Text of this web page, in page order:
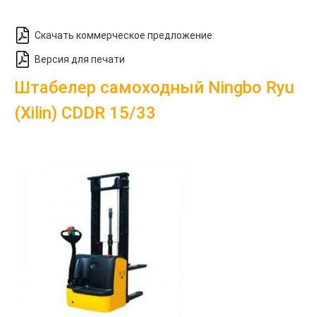
Скачать коммерческое предложение
Версия для печати
Штабелер самоходный Ningbo Ryu
(Xilin) CDDR 15/33